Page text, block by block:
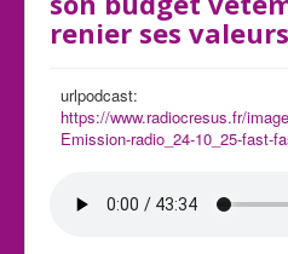
renier ses
urlpodcast:
https://www.radiocresus.fr/
Emission-radio_24-10_25-fast-